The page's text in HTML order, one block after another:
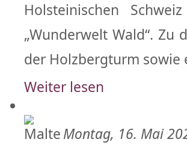
Holsteinischen
„Wunderwelt Wald“. Zu
der Holzbergturm sowie
Weiter lesen
Montag, 16. Mai